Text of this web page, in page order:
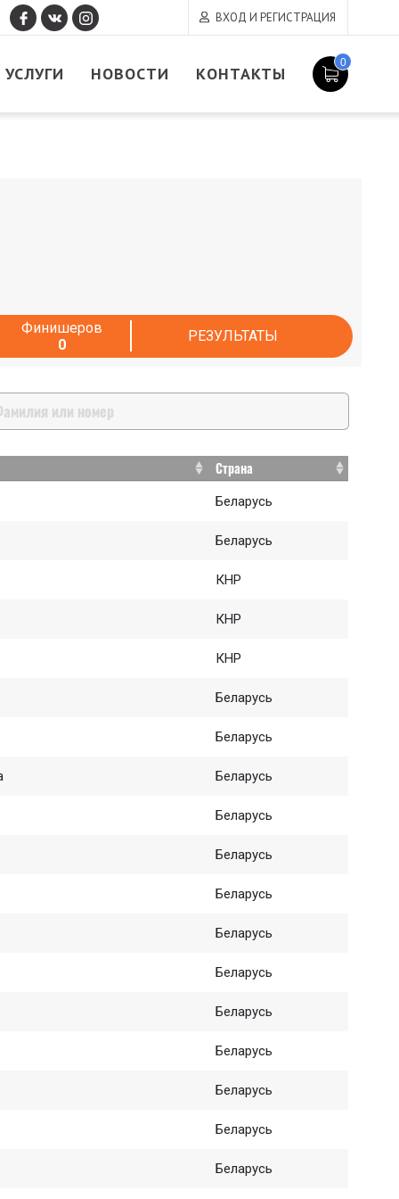
ВХОД И РЕГИСТРАЦИЯ
УСЛУГИ НОВОСТИ КОНТАКТЫ
0
Финишеров
0
РЕЗУЛЬТАТЫ
Страна
Беларусь
Беларусь
КНР
КНР
КНР
Беларусь
Беларусь
Беларусь
Беларусь
Беларусь
Беларусь
Беларусь
Беларусь
Беларусь
Беларусь
Беларусь
Беларусь
Беларусь